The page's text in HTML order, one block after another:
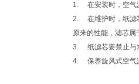
1. 在安装时，空气
2. 在维护时，纸滤
原来的性能，滤芯
3. 纸滤芯要禁止与
4. 保养旋风式空气